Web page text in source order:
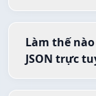
Làm thế
JSON trực